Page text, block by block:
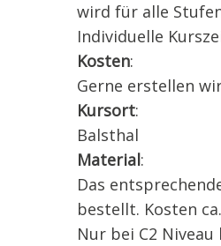
wird für alle
Individuelle
Kosten:
Gerne erstellen
Kursort:
Balsthal
Material:
Das
bestellt. Kosten
Nur bei C2